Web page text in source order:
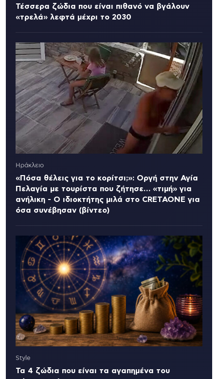
Τέσσερα ζώδια που είναι πιθανό να βγάλουν
«τρελά» λεφτά μέχρι το 2030
Ηράκλειο
«Πόσα θέλεις για το κορίτσι;»: Οργή στην Αγία
Πελαγία με τουρίστα που ζήτησε… «τιμή» για
ανήλικη - Ο ιδιοκτήτης μιλά στο CRETAONE για
όσα συνέβησαν (βίντεο)
Style
Τα 4 ζώδια που είναι τα αγαπημένα του